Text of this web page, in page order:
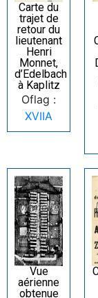
Carte du
trajet de
retour du
lieutenant
Henri
Monnet,
d’Edelbach
à Kaplitz
Oflag :
XVIIA
Vue
aérienne
obtenue